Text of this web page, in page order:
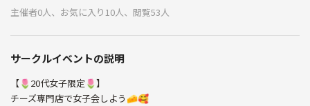
主催者0人、お気に入り10人、閲覧53人
サークルイベントの説明
【🌷20代女子限定🌷】
チーズ専門店で女子会しよう🧀🥰